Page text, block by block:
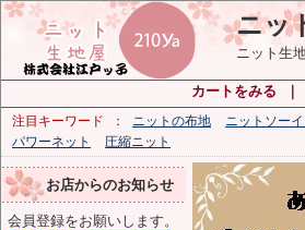
ニッ
ニット生
カートをみる
注目キーワード ニットの布地 ニットソー
パワーネット
圧縮ニット
お店からのお知らせ
会員登録をお願いします。